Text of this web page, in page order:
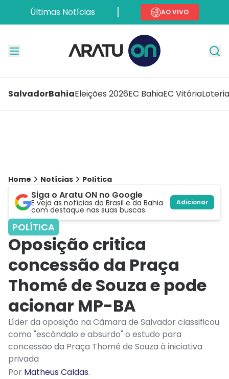
Últimas Notícias AO VIVO
SalvadorBahiaEleições 2026EC BahiaEC Vitória
Home Notícias Política
Siga o Aratu ON no Google
E veja as notícias do Brasil e da Bahia
com destaque nas suas buscas.
Adicionar
POLÍTICA
Oposição critica
concessão da Praça
Thomé de Souza e pode
acionar MP-BA
Líder da oposição na Câmara de Salvador classificou
como "escândalo e absurdo" o estudo para
concessão da Praça Thomé de Souza à iniciativa
privada
Por Matheus Caldas.